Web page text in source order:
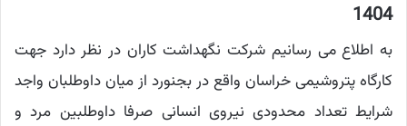
1404
به اطلاع می رسانیم شرکت نگهداشت کاران در نظر دارد جهت
کارگاه پتروشیمی خراسان واقع در بجنورد از میان داوطلبان واجد
شرایط تعداد محدودی نیروی انسانی صرفا داوطلبین مرد و